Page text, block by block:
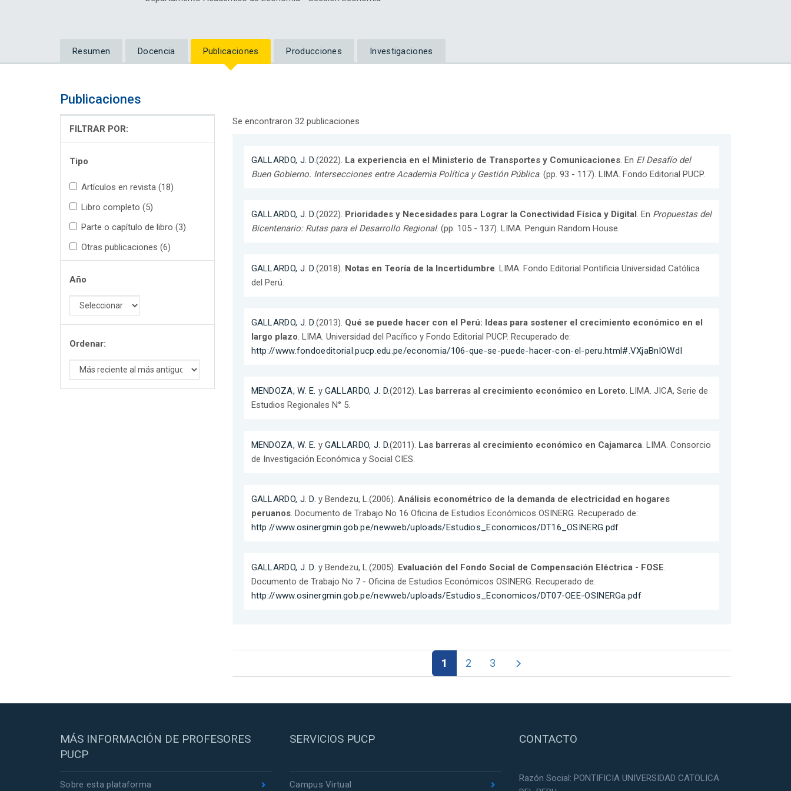
Resumen Docencia Publicaciones Producciones Investigaciones
Publicaciones
FILTRAR POR:
Tipo
Artículos en revista (18)
Libro completo (5)
Parte o capítulo de libro (3)
Otras publicaciones (6)
Año
Ordenar:
Se encontraron 32 publicaciones
GALLARDO, J. D.(2022). La experiencia en el Ministerio de Transportes y Comunicaciones. En El Desafío del
Buen Gobierno. Intersecciones entre Academia Política y Gestión Pública. (pp. 93 - 117). LIMA. Fondo Editorial PUCP.
GALLARDO, J. D.(2022). Prioridades y Necesidades para Lograr la Conectividad Física y Digital . En Propuestas del
Bicentenario: Rutas para el Desarrollo Regional. (pp. 105 - 137). LIMA. Penguin Random House.
GALLARDO, J. D.(2018). Notas en Teoría de la Incertidumbre. LIMA. Fondo Editorial Pontificia Universidad Católica
del Perú.
GALLARDO, J. D.(2013). Qué se puede hacer con el Perú: Ideas para sostener el crecimiento económico en el
largo plazo. LIMA. Universidad del Pacífico y Fondo Editorial PUCP. Recuperado de:
http://www.fondoeditorial.pucp.edu.pe/economia/106-que-se-puede-hacer-con-el-peru.html#.VXjaBnlOWdI
MENDOZA, W. E. y GALLARDO, J. D.(2012). Las barreras al crecimiento económico en Loreto. LIMA. JICA, Serie de
Estudios Regionales N° 5.
MENDOZA, W. E. y GALLARDO, J. D.(2011). Las barreras al crecimiento económico en Cajamarca. LIMA. Consorcio
de Investigación Económica y Social CIES.
GALLARDO, J. D. y Bendezu, L.(2006). Análisis econométrico de la demanda de electricidad en hogares
peruanos. Documento de Trabajo No 16 Oficina de Estudios Económicos OSINERG. Recuperado de:
http://www.osinergmin.gob.pe/newweb/uploads/Estudios_Economicos/DT16_OSINERG.pdf
GALLARDO, J. D. y Bendezu, L.(2005). Evaluación del Fondo Social de Compensación Eléctrica - FOSE.
Documento de Trabajo No 7 - Oficina de Estudios Económicos OSINERG. Recuperado de:
http://www.osinergmin.gob.pe/newweb/uploads/Estudios_Economicos/DT07-OEE-OSINERGa.pdf
1 2 3
MÁS INFORMACIÓN DE PROFESORES
PUCP
Sobre esta plataforma
SERVICIOS PUCP
Campus Virtual
CONTACTO
Razón Social: PONTIFICIA UNIVERSIDAD CATOLICA